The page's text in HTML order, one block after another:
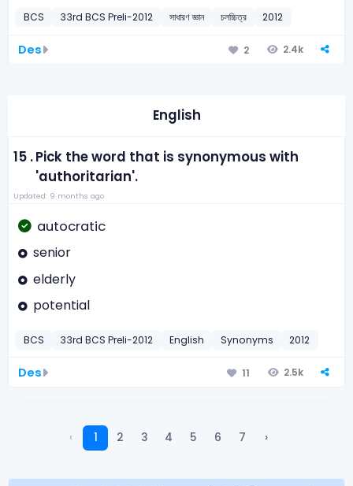
BCS 33rd BCS Preli-2012 সাধারণ জ্ঞান চলচ্চিত্র 2012
Des 2 2.4k
English
15 .Pick the word that is synonymous with
'authoritarian'.
Updated: 9 months ago
autocratic
senior
elderly
potential
BCS 33rd BCS Preli-2012 English Synonyms 2012
Des 11 2.5k
‹ 1 2 3 4 5 6 7 ›